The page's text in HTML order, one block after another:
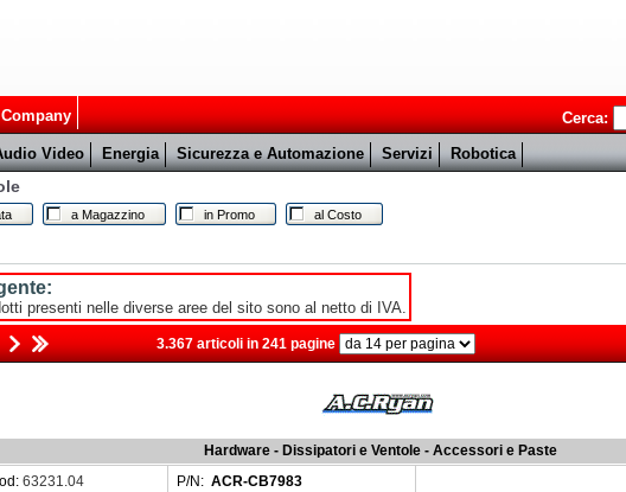
Company
Cerca:
Video Energia Sicurezza e Automazione Servizi
Robotica
a Magazzino in Promo al Costo
presenti nelle diverse aree del sito sono al netto di IVA.
3.367 articoli in 241 pagine
Hardware - Dissipatori e Ventole - Accessori e Paste
63231.04 P/N: ACR-CB7983